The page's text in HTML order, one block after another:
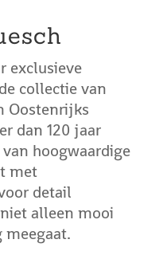
exclusieve
collectie van
Oostenrijks
dan 120 jaar
hoogwaardige
met
detail
alleen mooi